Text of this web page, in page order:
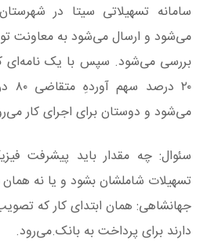
سامانه تسهیلاتی سیتا در
می‌شود و ارسال می‌شود به معاونت
بررسی می‌شود. سپس با یک نامه‌ای
می‌شود و دوستان برای اجرای کار
سئوال: چه مقدار باید پیشرفت
تسهیلات شاملشان بشود و یا نه
جهانشاهی: همان ابتدای کار که
دارند برای پرداخت به بانک.می‌رود.